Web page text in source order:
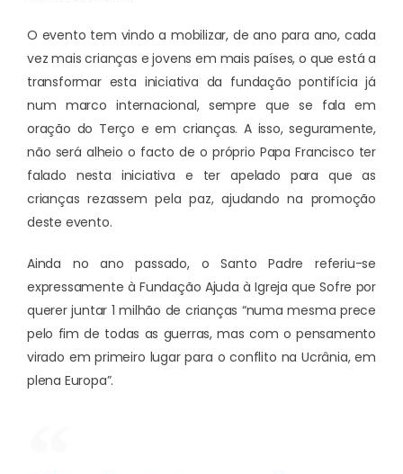
O evento tem vindo a mobilizar, de ano para ano, cada
vez mais crianças e jovens em mais países, o que está a
transformar esta iniciativa da fundação pontifícia já
num marco internacional, sempre que se fala em
oração do Terço e em crianças. A isso, seguramente,
não será alheio o facto de o próprio Papa Francisco ter
falado nesta iniciativa e ter apelado para que as
crianças rezassem pela paz, ajudando na promoção
deste evento.
Ainda no ano passado, o Santo Padre referiu-se
expressamente à Fundação Ajuda à Igreja que Sofre por
querer juntar 1 milhão de crianças “numa mesma prece
pelo fim de todas as guerras, mas com o pensamento
virado em primeiro lugar para o conflito na Ucrânia, em
plena Europa”.